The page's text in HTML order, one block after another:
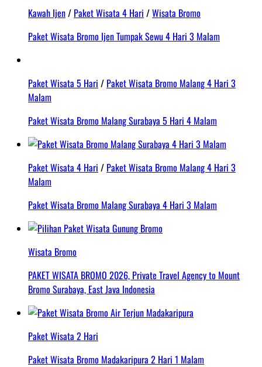
Kawah Ijen/ Paket Wisata 4 Hari /Wisata Bromo
Paket Wisata Bromo Ijen Tumpak Sewu 4 Hari 3 Malam
Paket Wisata 5 Hari / Paket Wisata Bromo Malang 4 Hari 3
Malam
Paket Wisata Bromo Malang Surabaya 5 Hari 4 Malam
Paket Wisata 4 Hari / Paket Wisata Bromo Malang 4 Hari 3
Malam
Paket Wisata Bromo Malang Surabaya 4 Hari 3 Malam
Wisata Bromo
PAKET WISATA BROMO 2026, Private Travel Agency to Mount
Bromo Surabaya, East Java Indonesia
Paket Wisata 2 Hari
Paket Wisata Bromo Madakaripura 2 Hari 1 Malam